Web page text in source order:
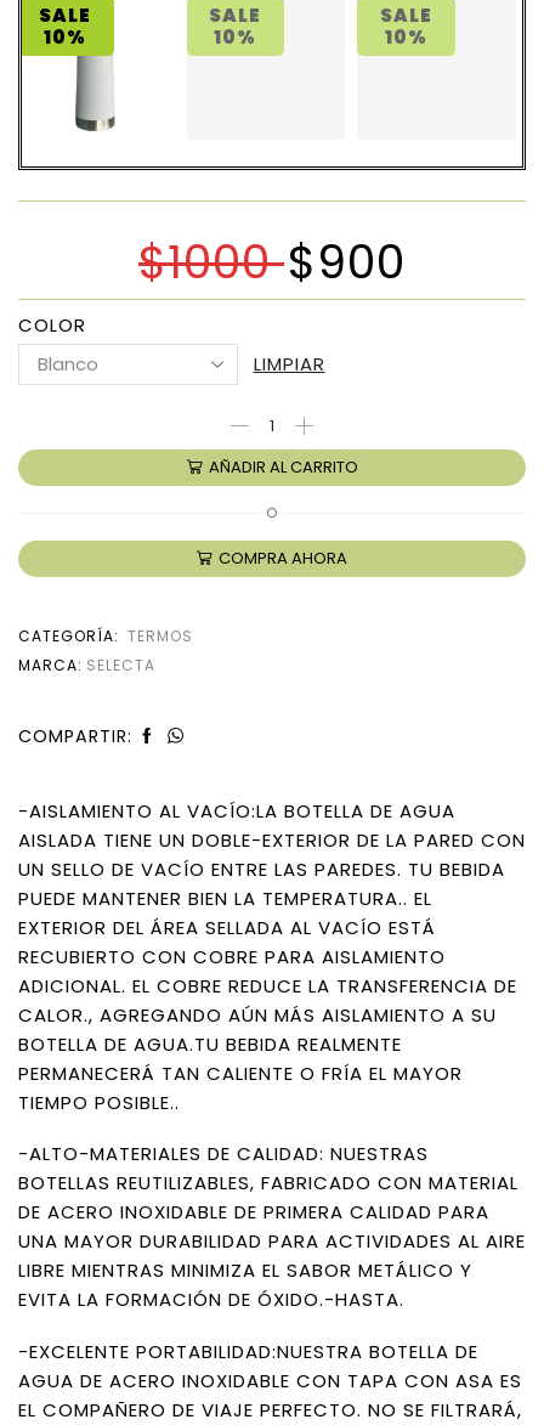
SALE
10%
SALE
10%
SALE
10%
$1000 $900
COLOR
LIMPIAR
AÑADIR AL CARRITO
O
COMPRA AHORA
CATEGORÍA: TERMOS
MARCA: SELECTA
COMPARTIR:
-AISLAMIENTO AL VACÍO:LA BOTELLA DE AGUA
AISLADA TIENE UN DOBLE-EXTERIOR DE LA PARED CON
UN SELLO DE VACÍO ENTRE LAS PAREDES. TU BEBIDA
PUEDE MANTENER BIEN LA TEMPERATURA.. EL
EXTERIOR DEL ÁREA SELLADA AL VACÍO ESTÁ
RECUBIERTO CON COBRE PARA AISLAMIENTO
ADICIONAL. EL COBRE REDUCE LA TRANSFERENCIA DE
CALOR., AGREGANDO AÚN MÁS AISLAMIENTO A SU
BOTELLA DE AGUA.TU BEBIDA REALMENTE
PERMANECERÁ TAN CALIENTE O FRÍA EL MAYOR
TIEMPO POSIBLE..
-ALTO-MATERIALES DE CALIDAD: NUESTRAS
BOTELLAS REUTILIZABLES, FABRICADO CON MATERIAL
DE ACERO INOXIDABLE DE PRIMERA CALIDAD PARA
UNA MAYOR DURABILIDAD PARA ACTIVIDADES AL AIRE
LIBRE MIENTRAS MINIMIZA EL SABOR METÁLICO Y
EVITA LA FORMACIÓN DE ÓXIDO.-HASTA.
-EXCELENTE PORTABILIDAD:NUESTRA BOTELLA DE
AGUA DE ACERO INOXIDABLE CON TAPA CON ASA ES
EL COMPAÑERO DE VIAJE PERFECTO. NO SE FILTRARÁ,